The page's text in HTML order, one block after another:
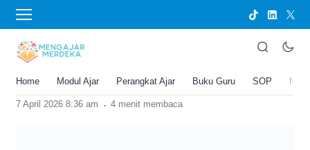
Home Modul Ajar Perangkat Ajar Buku Guru SOP
BERANDA
PROTA Prakarya Rekayasa Kelas 10
SMA/MA
Joko Umbaran
7 April 2026 8:36 am . 4 menit membaca